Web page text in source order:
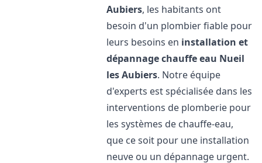
Aubiers, les habitants ont
besoin d'un plombier fiable pour
leurs besoins en installation et
dépannage chauffe eau Nueil
les Aubiers. Notre équipe
d'experts est spécialisée dans les
interventions de plomberie pour
les systèmes de chauffe-eau,
que ce soit pour une installation
neuve ou un dépannage urgent.